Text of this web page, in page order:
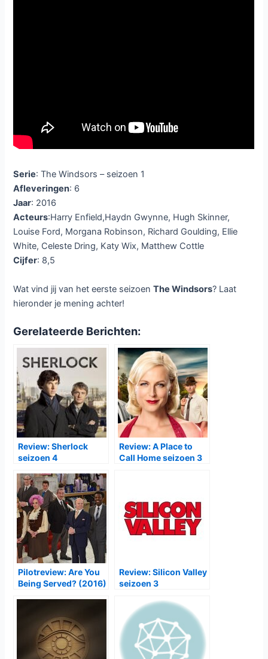
Serie: The Windsors – seizoen 1
Afleveringen: 6
Jaar: 2016
Acteurs:Harry Enfield,Haydn Gwynne, Hugh Skinner,
Louise Ford, Morgana Robinson, Richard Goulding, Ellie
White, Celeste Dring, Katy Wix, Matthew Cottle
Cijfer: 8,5
Wat vind jij van het eerste seizoenThe Windsors? Laat
hieronder je mening achter!
Gerelateerde Berichten:
Review: Sherlock
seizoen 4
Review: A Place to
Call Home seizoen 3
Pilotreview: Are You
Being Served? (2016)
Review: Silicon Valley
seizoen 3